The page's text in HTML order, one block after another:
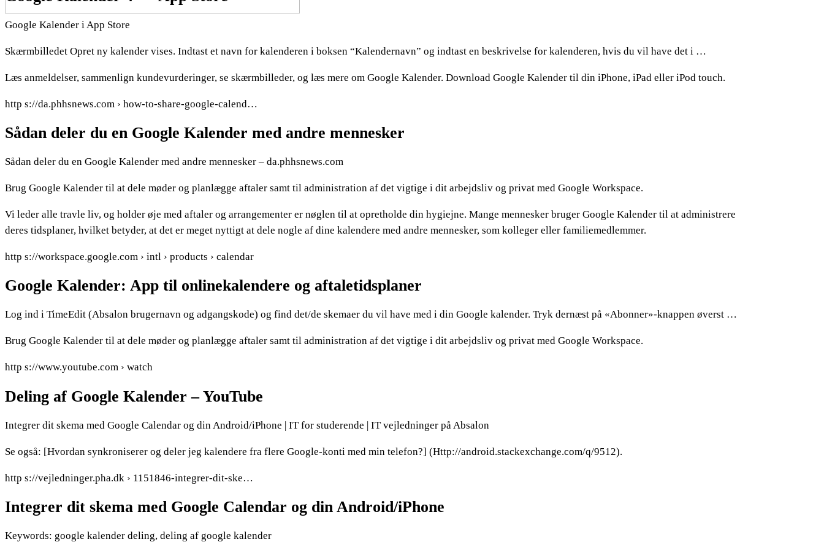
‎Google Kalender i App Store
Skærmbilledet Opret ny kalender vises. Indtast et navn for kalenderen i boksen “Kalendernavn” og indtast en beskrivelse for kalenderen, hvis du vil have det i …
Læs anmeldelser, sammenlign kundevurderinger, se skærmbilleder, og læs mere om Google Kalender. Download Google Kalender til din iPhone, iPad eller iPod touch.
http s://da.phhsnews.com › how-to-share-google-calend…
Sådan deler du en Google Kalender med andre mennesker
Sådan deler du en Google Kalender med andre mennesker – da.phhsnews.com
Brug Google Kalender til at dele møder og planlægge aftaler samt til administration af det vigtige i dit arbejdsliv og privat med Google Workspace.
Vi leder alle travle liv, og holder øje med aftaler og arrangementer er nøglen til at opretholde din hygiejne. Mange mennesker bruger Google Kalender til at administrere
deres tidsplaner, hvilket betyder, at det er meget nyttigt at dele nogle af dine kalendere med andre mennesker, som kolleger eller familiemedlemmer.
http s://workspace.google.com › intl › products › calendar
Google Kalender: App til onlinekalendere og aftaletidsplaner
Log ind i TimeEdit (Absalon brugernavn og adgangskode) og find det/de skemaer du vil have med i din Google kalender. Tryk dernæst på «Abonner»-knappen øverst …
Brug Google Kalender til at dele møder og planlægge aftaler samt til administration af det vigtige i dit arbejdsliv og privat med Google Workspace.
http s://www.youtube.com › watch
Deling af Google Kalender – YouTube
Integrer dit skema med Google Calendar og din Android/iPhone | IT for studerende | IT vejledninger på Absalon
Se også: [Hvordan synkroniserer og deler jeg kalendere fra flere Google-konti med min telefon?] (Http://android.stackexchange.com/q/9512).
http s://vejledninger.pha.dk › 1151846-integrer-dit-ske…
Integrer dit skema med Google Calendar og din Android/iPhone
Keywords: google kalender deling, deling af google kalender